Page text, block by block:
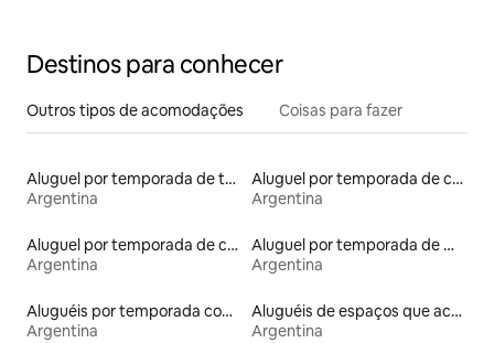
Destinos para conhecer
Outros tipos de acomodações Coisas para fazer
Aluguel por temporada de townhouses
Argentina
Aluguel por temporada de casas de veraneio
Argentina
Aluguel por temporada de casas na árvore
Argentina
Aluguel por temporada de microcasas
Argentina
Aluguéis por temporada com banheira de hidromassagem
Argentina
Aluguéis de espaços que aceitam animais de estimação
Argentina